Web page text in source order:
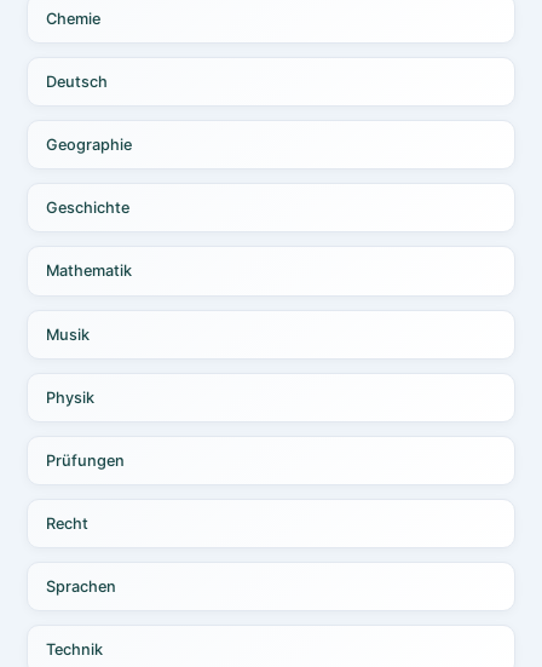
Chemie
Deutsch
Geographie
Geschichte
Mathematik
Musik
Physik
Prüfungen
Recht
Sprachen
Technik